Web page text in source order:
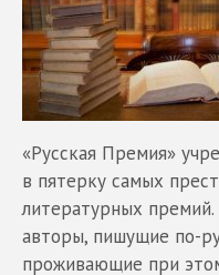
«Русская Премия»
в пятерку самых
литературных
авторы, пишущие по-
проживающие при